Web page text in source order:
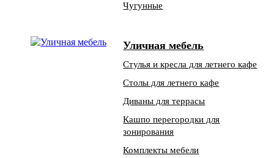
Чугунные
Уличная мебель
Стулья и кресла для летнего кафе
Столы для летнего кафе
Диваны для террасы
Кашпо перегородки для
зонирования
Комплекты мебели